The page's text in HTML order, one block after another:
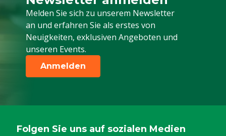
Melden Sie sich zu unserem Newsletter
an und erfahren Sie als erstes von
Neuigkeiten, exklusiven Angeboten und
unseren Events.
Anmelden
Folgen Sie uns auf sozialen Medien